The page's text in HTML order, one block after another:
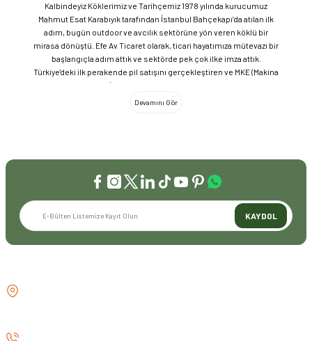
Kalbindeyiz Köklerimiz ve Tarihçemiz 1978 yılında kurucumuz
Mahmut Esat Karabıyık tarafından İstanbul Bahçekapı’da atılan ilk
adım, bugün outdoor ve avcılık sektörüne yön veren köklü bir
mirasa dönüştü. Efe Av Ticaret olarak, ticari hayatımıza mütevazı bir
başlangıçla adım attık ve sektörde pek çok ilke imza attık.
Türkiye'deki ilk perakende pil satışını gerçekleştiren ve MKE (Makina
ve Kimya Endüstrisi) üretimi ürünleri satan ilk bayilerden biri olma
gururunu taşıyoruz. 1981 yılında Eminönü’nde açtığımız ve mülkiyeti
kurarak tüm Türkiye'ye hizmet vermeye başladık. 2016: Kadıköy
mağazamızın ve şimdiki Genel Merkezimizin açılışını
gerçekleştirdik. Global Markalar ve Yerli Üretim Gücü Yaklaşık
20'nin üzerinde dünya markasını Türkiye'ye getirerek outdoor
tutkunlarıyla buluşturuyoruz. Sadece ithalatla sınırlı kalmayıp;
EFEARMS, BUSHCRAFTFEST ve EFEAV tescilli markalarımızla
KAYDOL